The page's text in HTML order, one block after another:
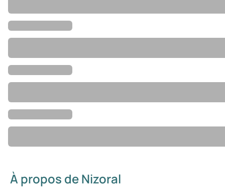
À propos de Nizoral